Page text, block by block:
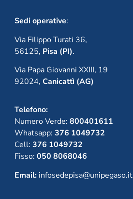
Sedi operative:
Via Filippo Turati 36,
56125, Pisa (PI).
Via Papa Giovanni XXIII, 19
92024, Canicattì (AG)
Telefono:
Numero Verde: 800401611
Whatsapp: 376 1049732
Cell: 376 1049732
Fisso: 050 8068046
Email: infosedepisa@unipegaso.it